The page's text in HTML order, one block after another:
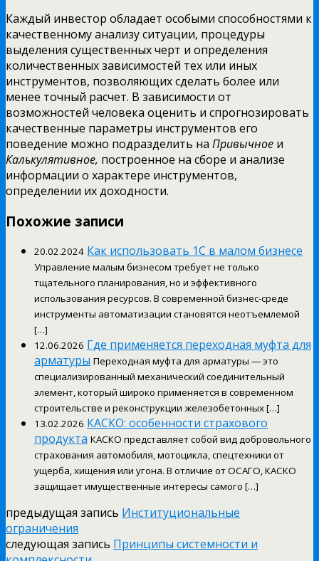
Каждый инвестор обладает особыми способностями к
качественному анализу ситуации, процедуры
выделения существенных черт и определения
количественных зависимостей тех или иных
инструментов, позволяющих сделать более или
менее точный расчет. В зависимости от
возможностей человека оценить и спрогнозировать
качественные параметры инструментов его
поведение можно подразделить на Привычное и
Калькулятивное, построенное на сборе и анализе
информации о характере инструментов,
определении их доходности.
Похожие записи
20.02.2024 Как использовать 1С в малом бизнесе
Управление малым бизнесом требует не только
тщательного планирования, но и эффективного
использования ресурсов. В современной бизнес-среде
инструменты автоматизации становятся неотъемлемой
[…]
12.06.2026 Где применяется переходная муфта для
арматуры Переходная муфта для арматуры — это
специализированный механический соединительный
элемент, который широко применяется в современном
строительстве и реконструкции железобетонных […]
13.02.2026 КАСКО: особенности страхового
продукта КАСКО представляет собой вид добровольного
страхования автомобиля, мотоцикла, спецтехники от
ущерба, хищения или угона. В отличие от ОСАГО, КАСКО
защищает имущественные интересы самого […]
предыдущая запись Институциональные
ограничения
следующая запись Принципы системности и